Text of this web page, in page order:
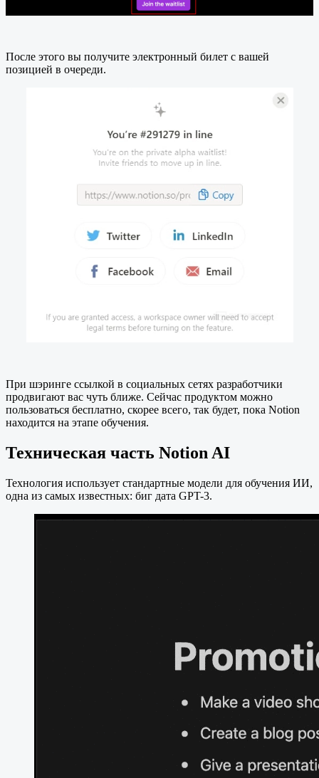
После этого вы получите электронный билет с вашей
позицией в очереди.
При шэринге ссылкой в социальных сетях разработчики
продвигают вас чуть ближе. Сейчас продуктом можно
пользоваться бесплатно, скорее всего, так будет, пока Notion
находится на этапе обучения.
Техническая часть Notion AI
Технология использует стандартные модели для обучения ИИ,
одна из самых известных: биг дата GPT-3.